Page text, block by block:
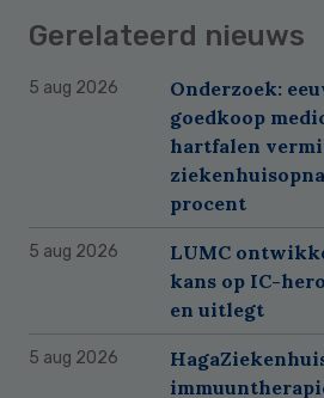
Gerelateerd nieuws
5 aug 2026
Onderzoek:
goedkoop
hartfalen
procent
5 aug 2026
LUMC
kans op IC-
en uitlegt
5 aug 2026